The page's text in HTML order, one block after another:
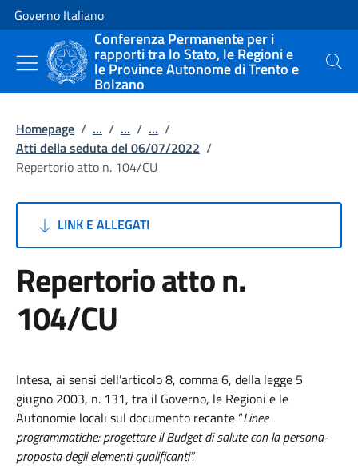
Vai al contenuto
Vai alla navigazione del sito
Governo Italiano
Conferenza Permanente per i
rapporti tra lo Stato, le Regioni e
le Province Autonome di Trento e
Bolzano
Cerca
Homepage / ... / ... / ... /
Atti della seduta del 06/07/2022 /
Repertorio atto n. 104/CU
LINK E ALLEGATI
Repertorio atto n.
104/CU
Intesa, ai sensi dell’articolo 8, comma 6, della legge 5
giugno 2003, n. 131, tra il Governo, le Regioni e le
Autonomie locali sul documento recante “Linee
programmatiche: progettare il Budget di salute con la persona-
proposta degli elementi qualificanti”.